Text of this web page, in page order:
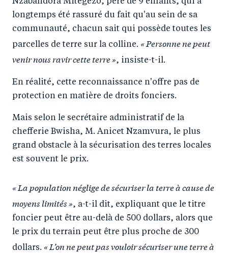
Nzabandora Mitegezo, père de 9 enfants, qui a
longtemps été rassuré du fait qu'au sein de sa
communauté, chacun sait qui possède toutes les
parcelles de terre sur la colline. « Personne ne peut
venir nous ravir cette terre », insiste-t-il.
En réalité, cette reconnaissance n'offre pas de
protection en matière de droits fonciers.
Mais selon le secrétaire administratif de la
chefferie Bwisha, M. Anicet Nzamvura, le plus
grand obstacle à la sécurisation des terres locales
est souvent le prix.
« La population néglige de sécuriser la terre à cause de
moyens limités », a-t-il dit, expliquant que le titre
foncier peut être au-delà de 500 dollars, alors que
le prix du terrain peut être plus proche de 300
dollars. « L’on ne peut pas vouloir sécuriser une terre à